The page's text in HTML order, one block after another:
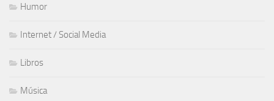
Humor
Internet / Social Media
Libros
Música